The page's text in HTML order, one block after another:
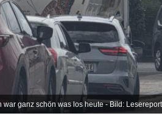
war ganz schön was los heute - Bild: